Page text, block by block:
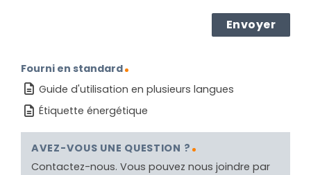
Fourni en standard
Guide d'utilisation en plusieurs langues
Étiquette énergétique
AVEZ-VOUS UNE QUESTION ?
Contactez-nous. Vous pouvez nous joindre par